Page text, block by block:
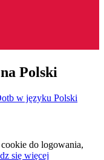
Polski
w języku Polski
do logowania,
się więcej